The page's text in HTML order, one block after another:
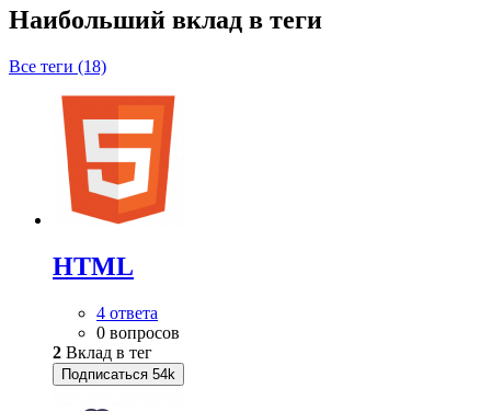
Наибольший вклад в теги
Все теги (18)
HTML
4 ответа
0 вопросов
2 Вклад в тег
Подписаться 54k